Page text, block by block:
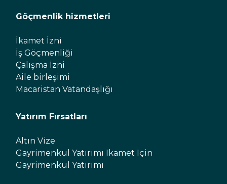
Göçmenlik hizmetleri
İkamet İzni
İş Göçmenliği
Çalışma İzni
Aile birleşimi
Macaristan Vatandaşlığı
Yatırım Fırsatları
Altın Vize
Gayrimenkul Yatırımı Ikamet Için
Gayrimenkul Yatırımı